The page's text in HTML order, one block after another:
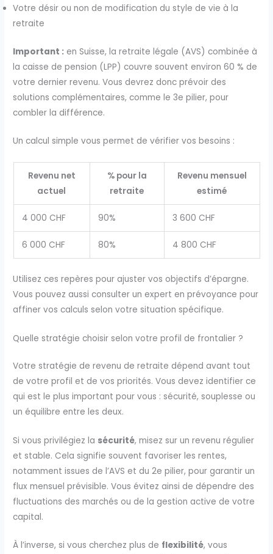
Votre désir ou non de modification du style de vie à la
retraite
Important : en Suisse, la retraite légale (AVS) combinée à
la caisse de pension (LPP) couvre souvent environ 60 % de
votre dernier revenu. Vous devrez donc prévoir des
solutions complémentaires, comme le 3e pilier, pour
combler la différence.
Un calcul simple vous permet de vérifier vos besoins :
Revenu net
actuel
% pour la
retraite
Revenu mensuel
estimé
4 000 CHF 90% 3 600 CHF
6 000 CHF 80% 4 800 CHF
Utilisez ces repères pour ajuster vos objectifs d’épargne.
Vous pouvez aussi consulter un expert en prévoyance pour
affiner vos calculs selon votre situation spécifique.
Quelle stratégie choisir selon votre profil de frontalier ?
Votre stratégie de revenu de retraite dépend avant tout
de votre profil et de vos priorités. Vous devez identifier ce
qui est le plus important pour vous : sécurité, souplesse ou
un équilibre entre les deux.
Si vous privilégiez la sécurité, misez sur un revenu régulier
et stable. Cela signifie souvent favoriser les rentes,
notamment issues de l’AVS et du 2e pilier, pour garantir un
flux mensuel prévisible. Vous évitez ainsi de dépendre des
fluctuations des marchés ou de la gestion active de votre
capital.
À l’inverse, si vous cherchez plus de flexibilité, vous